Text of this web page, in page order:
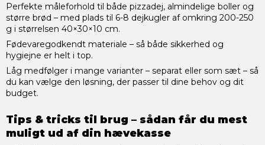
Perfekte måleforhold til både pizzadej, almindelige boller og
større brød – med plads til 6-8 dejkugler af omkring 200-250
g i størrelsen 40×30×10 cm.
Fødevaregodkendt materiale – så både sikkerhed og
hygiejne er helt i top.
Låg medfølger i mange varianter – separat eller som sæt – så
du kan vælge den løsning, der passer til dine behov og dit
budget.
Tips & tricks til brug – sådan får du mest
muligt ud af din hævekasse